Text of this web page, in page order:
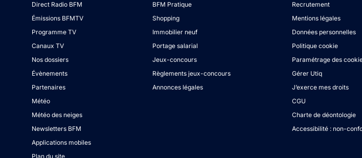
Direct Radio BFM
Émissions BFMTV
Programme TV
Canaux TV
Nos dossiers
Évènements
Partenaires
Météo
Météo des neiges
Newsletters BFM
Applications mobiles
Plan du site
BFM Pratique
Shopping
Immobilier neuf
Portage salarial
Jeux-concours
Règlements jeux-concours
Annonces légales
Recrutement
Mentions légales
Données personnelles
Politique cookie
Paramétrage des
Gérer Utiq
J’exerce mes droits
CGU
Charte de déontologie
Accessibilité : non-